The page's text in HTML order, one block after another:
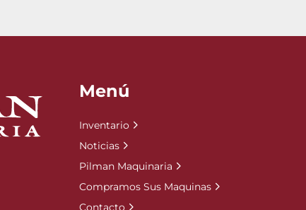
Menú
Inventario
Noticias
Pilman Maquinaria
Compramos Sus Maquinas
Contacto